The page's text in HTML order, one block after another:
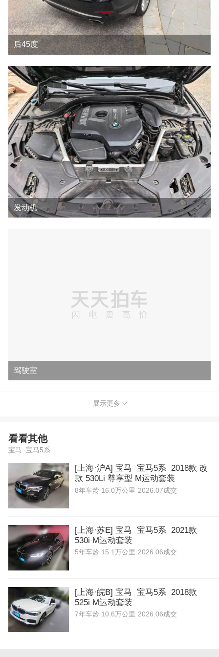
后45度
发动机
驾驶室
展示更多
看看其他
宝马 宝马5系
[上海·沪A] 宝马 宝马5系 2018款 改
款 530Li 尊享型 M运动套装
8年车龄 16.0万公里 2026.07成交
[上海·苏E] 宝马 宝马5系 2021款
530i M运动套装
5年车龄 15.1万公里 2026.06成交
[上海·皖B] 宝马 宝马5系 2018款
525i M运动套装
7年车龄 10.6万公里 2026.06成交